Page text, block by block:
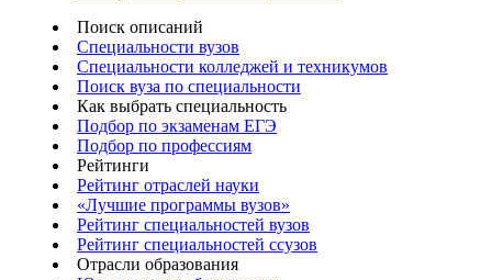
Поиск описаний
Специальности вузов
Специальности колледжей и техникумов
Поиск вуза по специальности
Как выбрать специальность
Подбор по экзаменам ЕГЭ
Подбор по профессиям
Рейтинги
Рейтинг отраслей науки
«Лучшие программы вузов»
Рейтинг специальностей вузов
Рейтинг специальностей ссузов
Отрасли образования